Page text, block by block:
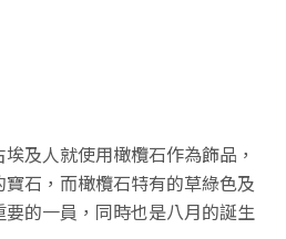
及人就使用橄欖石作為飾品，
石，而橄欖石特有的草綠色及
的一員，同時也是八月的誕生